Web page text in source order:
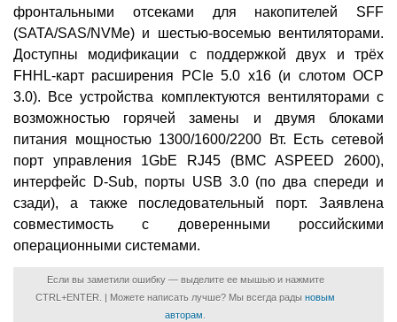
фронтальными отсеками для накопителей SFF
(SATA/SAS/NVMe) и шестью-восемью вентиляторами.
Доступны модификации с поддержкой двух и трёх
FHHL-карт расширения PCIe 5.0 x16 (и слотом OCP
3.0). Все устройства комплектуются вентиляторами с
возможностью горячей замены и двумя блоками
питания мощностью 1300/1600/2200 Вт. Есть сетевой
порт управления 1GbE RJ45 (BMC ASPEED 2600),
интерфейс D-Sub, порты USB 3.0 (по два спереди и
сзади), а также последовательный порт. Заявлена
совместимость с доверенными российскими
операционными системами.
Если вы заметили ошибку — выделите ее мышью и нажмите
CTRL+ENTER. | Можете написать лучше? Мы всегда рады новым
авторам